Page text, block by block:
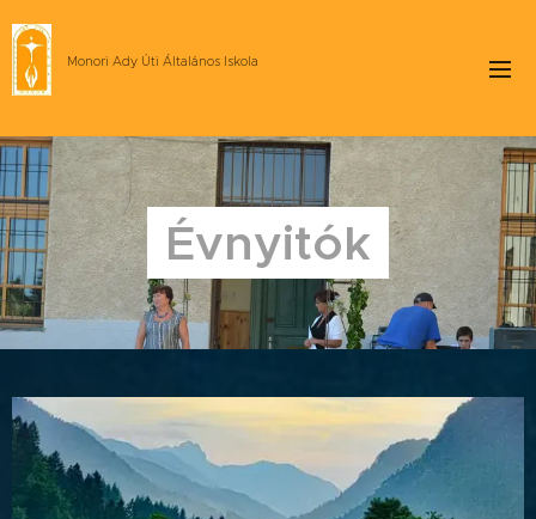
Monori Ady Úti Általános Iskola
Évnyitók